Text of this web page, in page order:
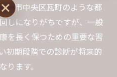
阪市中央区瓦町のような都
しになりがちですが、一般
を長く保つための重要な習
初期段階での診断が将来的
ります。
せはこちら